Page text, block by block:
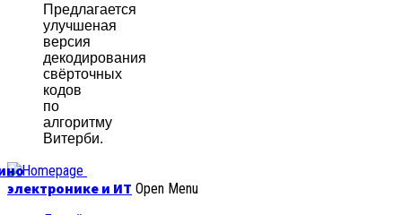
Предлагается
улучшеная
версия
декодирования
свёрточных
кодов
по
алгоритму
Витерби.
электронике и ИТ Open Menu